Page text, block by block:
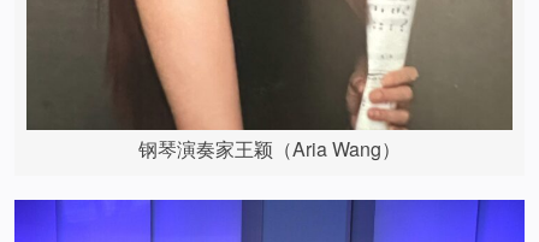
钢琴演奏家王颖（Aria Wang）